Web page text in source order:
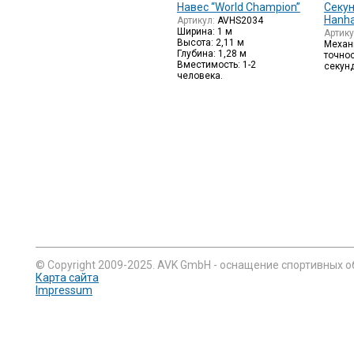
Навес “World Champion”
Артикул: AVHS2034
Ширина: 1 м
Высота: 2,11 м
Глубина: 1,28 м
Вместимость: 1-2
человека.
© Copyright 2009-2025. AVK GmbH - оснащение спортивных
Карта сайта
Impressum